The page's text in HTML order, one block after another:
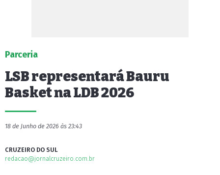
Parceria
LSB representará Bauru
Basket na LDB 2026
18 de Junho de 2026 às 23:43
CRUZEIRO DO SUL
redacao@jornalcruzeiro.com.br